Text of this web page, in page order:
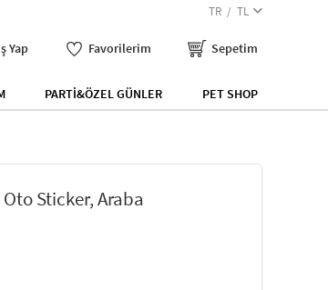
TR TL
Yap Favorilerim Sepetim
PARTİ&ÖZEL GÜNLER PET SHOP
Sticker, Araba